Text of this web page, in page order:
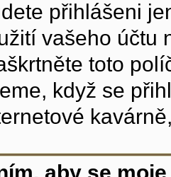
přihlášeni
vašeho účtu
toto
když se